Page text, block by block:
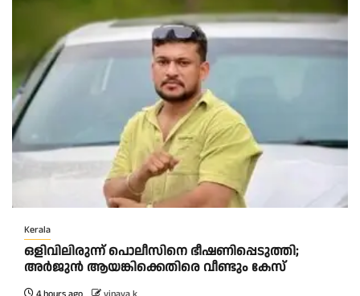
Kerala
ഒളിവിലിരുന്ന് പൊലീസിനെ ഭീഷണിപ്പെടുത്തി;
അർജുൻ ആയങ്കിക്കെതിരെ വീണ്ടും കേസ്